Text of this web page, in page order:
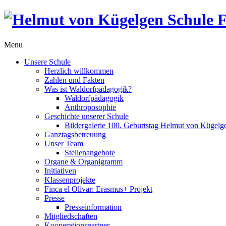
Menu
Unsere Schule
Herzlich willkommen
Zahlen und Fakten
Was ist Waldorfpädagogik?
Waldorfpädagogik
Anthroposophie
Geschichte unserer Schule
Bildergalerie 100. Geburtstag Helmut von
Ganztagsbetreuung
Unser Team
Stellenangebote
Organe & Organigramm
Initiativen
Klassenprojekte
Finca el Olivar: Erasmus+ Projekt
Presse
Presseinformation
Mitgliedschaften